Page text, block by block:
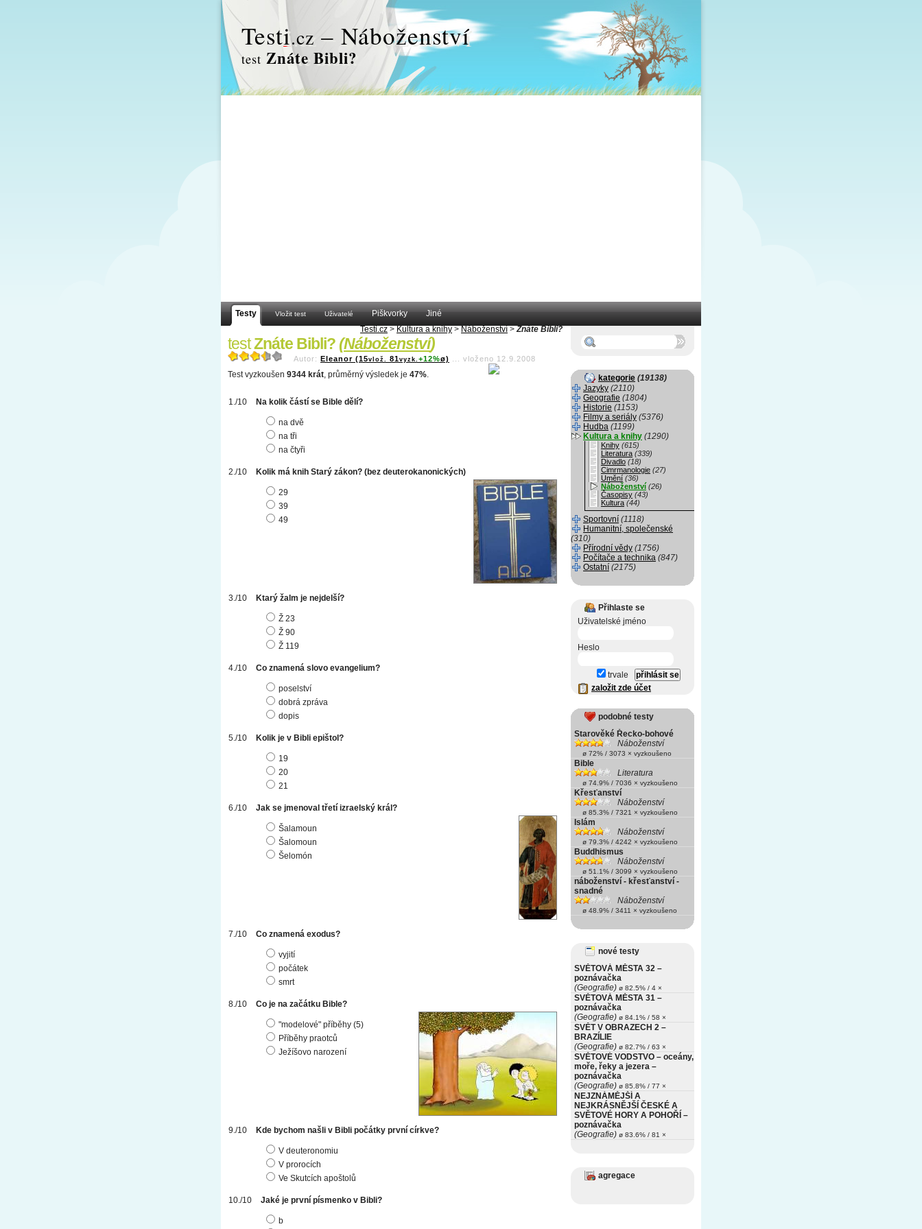
Testi.cz – Náboženství
test Znáte Bibli?
Testy Vložit test Uživatelé Piškvorky
Jiné
Testi.cz > Kultura a knihy > Náboženství >Znáte Bibli?
testZnáte Bibli?(Náboženství)
Autor: Eleanor (15vlož. 81vyzk. +12%ø) vloženo 12.9.2008
Test vyzkoušen 9344 krát, průměrný výsledek je 47%.
Na kolik částí se Bible dělí?
na dvě
na tři
na čtyři
Kolik má knih Starý zákon? (bez deuterokanonických)
29
39
49
Ktarý žalm je nejdelší?
Ž 23
Ž 90
Ž 119
Co znamená slovo evangelium?
poselství
dobrá zpráva
dopis
Kolik je v Bibli epištol?
19
20
21
Jak se jmenoval třetí izraelský král?
Šalamoun
Šalomoun
Šelomón
Co znamená exodus?
vyjití
počátek
smrt
Co je na začátku Bible?
"modelové" příběhy (5)
Příběhy praotců
Ježíšovo narození
Kde bychom našli v Bibli počátky první církve?
V deuteronomiu
V prorocích
Ve Skutcích apoštolů
Jaké je první písmenko v Bibli?
b
kategorie (19138)
Jazyky (2110)
Geografie (1804)
Historie (1153)
Filmy a seriály (5376)
Hudba (1199)
Kultura a knihy (1290)
Knihy (615)
Literatura (339)
Divadlo (18)
Cimrmanologie (27)
Umění (36)
Náboženství (26)
Časopisy (43)
Kultura (44)
Sportovní (1118)
Humanitní, společenské
(310)
Přírodní vědy (1756)
Počítače a technika (847)
Ostatní (2175)
Přihlaste se
Uživatelské jméno
Heslo
trvale
založit zde účet
podobné testy
Starověké Řecko-bohové
Náboženství
ø 72% / 3073 × vyzkoušeno
Bible
Literatura
ø 74.9% / 7036 × vyzkoušeno
Křesťanství
Náboženství
ø 85.3% / 7321 × vyzkoušeno
Islám
Náboženství
ø 79.3% / 4242 × vyzkoušeno
Buddhismus
Náboženství
ø 51.1% / 3099 × vyzkoušeno
náboženství - křesťanství -
snadné
Náboženství
ø 48.9% / 3411 × vyzkoušeno
nové testy
SVĚTOVÁ MĚSTA 32 –
poznávačka
(Geografie) ø 82.5% / 4 ×
SVĚTOVÁ MĚSTA 31 –
poznávačka
(Geografie) ø 84.1% / 58 ×
SVĚT V OBRAZECH 2 –
BRAZÍLIE
(Geografie) ø 82.7% / 63 ×
SVĚTOVÉ VODSTVO – oceány,
moře, řeky a jezera –
poznávačka
(Geografie) ø 85.8% / 77 ×
NEJZNÁMĚJŠÍ A
NEJKRÁSNĚJŠÍ ČESKÉ A
SVĚTOVÉ HORY A POHOŘÍ –
poznávačka
(Geografie) ø 83.6% / 81 ×
agregace